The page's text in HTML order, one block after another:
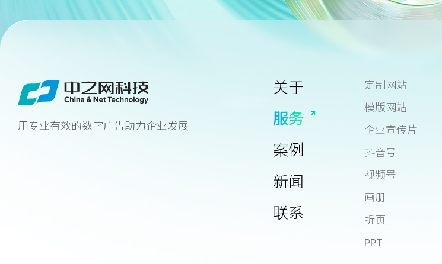
用专业有效的数字广告助力企业发展
关于
服务
案例
新闻
联系
定制网站
模版网站
企业宣传片
抖音号
视频号
画册
折页
PPT